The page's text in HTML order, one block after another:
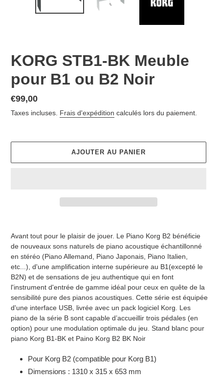
KORG STB1-BK Meuble
pour B1 ou B2 Noir
Prix
normal
€99,00
Taxes incluses. Frais d'expédition calculés lors du paiement.
AJOUTER AU PANIER
panier
Avant tout pour le plaisir de jouer. Le Piano Korg B2 bénéficie
de nouveaux sons naturels de piano acoustique échantillonné
en stéréo (Piano Allemand, Piano Japonais, Piano Italien,
etc...), d'une amplification interne supérieure au B1(excepté le
B2N) et de sensations de jeu authentique qui en font
l'instrument d'entrée de gamme idéal pour ceux en quête de la
sensibilité pure des pianos acoustiques. Cette série est équipée
d'une interface USB, livrée avec un pack logiciel Korg. Les
piano de la série B sont capable d’accueillir trois pédales (en
option) pour une modulation optimale du jeu. Stand blanc pour
piano Korg B1-BK et Paino Korg B2 BK Noir
Pour Korg B2 (compatible pour Korg B1)
Dimensions : 1310 x 315 x 653 mm